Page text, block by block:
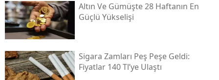
Altın Ve Gümüşte 28 Haftanın En
Güçlü Yükselişi
Sigara Zamları Peş Peşe Geldi:
Fiyatlar 140 Tl’ye Ulaştı